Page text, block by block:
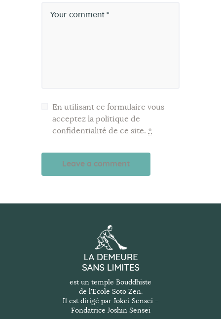
En utilisant ce formulaire vous
acceptez la politique de
confidentialité de ce site. *
l
est un temple Bouddhiste
de l'Ecole Soto Zen.
Il est dirigé par Jokei Sensei -
Fondatrice Joshin Sensei